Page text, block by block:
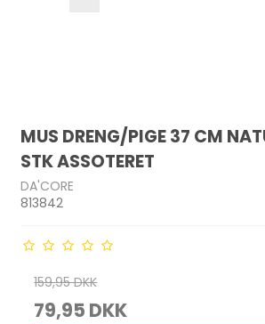
MUS DRENG/PIGE 37 CM
STK ASSOTERET
DA'CORE
813842
159,95 DKK
79,95 DKK